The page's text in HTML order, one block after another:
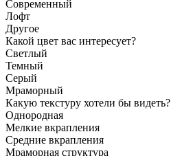
Современный
Лофт
Другое
Какой цвет вас интересует?
Светлый
Темный
Серый
Мраморный
Какую текстуру хотели бы видеть?
Однородная
Мелкие вкрапления
Средние вкрапления
Мраморная структура